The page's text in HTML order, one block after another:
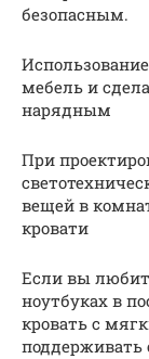
безопасным.
мебель и
нарядным
При
вещей в
кровати
Если вы
ноутбуках в
кровать с
поддерживать